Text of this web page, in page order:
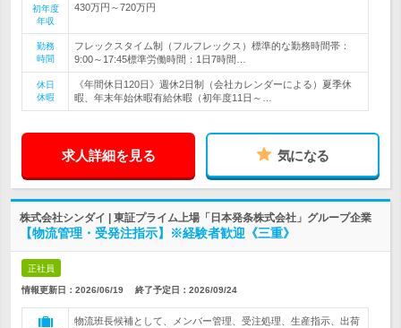
初年度
年収
430万円～720万円
勤務
時間
フレックスタイム制（フルフレックス）標準的な勤務時間帯：
9:00～17:45標準労働時間：1日7時間…
休日
休暇
《年間休日120日》週休2日制（会社カレンダーによる）夏季休
暇、年末年始休暇有給休暇（初年度11日～…
求人詳細を見る 気になる
株式会社シンダイ | 東証プライム上場「日本発条株式会社」グループ企業
【物流管理・受発注指示】※経験者歓迎《三重》
正社員
情報更新日：2026/06/19 終了予定日： 2026/09/24
物流班長候補として、メンバー管理、受注処理、生産指示、出荷